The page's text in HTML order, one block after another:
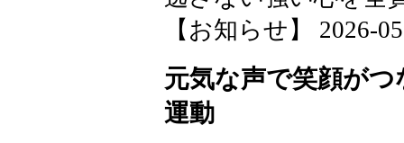
【お知らせ】 2026-
元気な声で笑顔が
運動